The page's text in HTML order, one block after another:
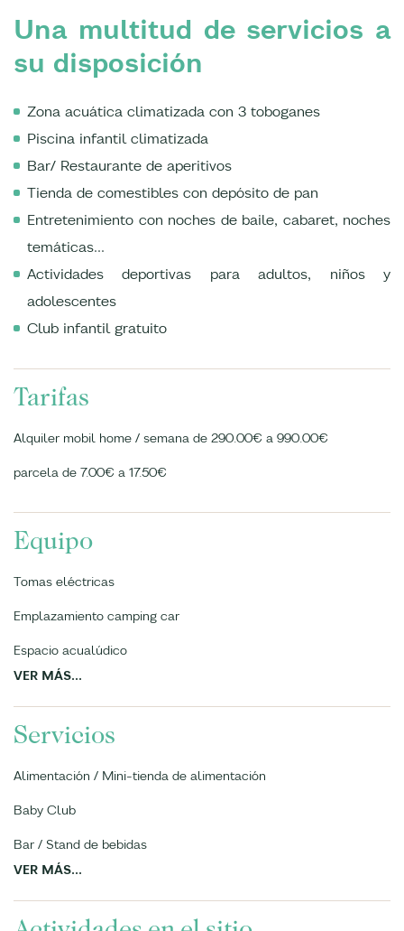
Una multitud de servicios a
su disposición
Zona acuática climatizada con 3 toboganes
Piscina infantil climatizada
Bar/ Restaurante de aperitivos
Tienda de comestibles con depósito de pan
Entretenimiento con noches de baile, cabaret, noches
temáticas...
Actividades deportivas para adultos, niños y
adolescentes
Club infantil gratuito
Tarifas
Alquiler mobil home / semana de 290.00€ a 990.00€
parcela de 7.00€ a 17.50€
Equipo
Tomas eléctricas
Emplazamiento camping car
Espacio acualúdico
VER MÁS...
Servicios
Alimentación / Mini-tienda de alimentación
Baby Club
Bar / Stand de bebidas
VER MÁS...